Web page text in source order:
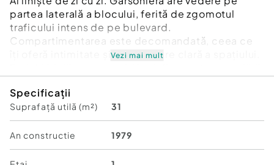
partea laterală a blocului, ferită de zgomotul
traficului intens de pe bulevard.
Compartimentarea este decomandată, ceea ce
îți oferă intimitate și o organizare clară a spațiului.
Garsoniera este mobilată și utilată complet,
renovată recent și pregătită pentru mutare
imediată.
Ai transport public la îndemână. La doar 1–2
minute de mers pe jos găsești stații pentru
autobuze și troleibuze pe Șoseaua Pantelimon.
Vezi mai mult
Specificații
Suprafață utilă (m²) 31
An constructie 1979